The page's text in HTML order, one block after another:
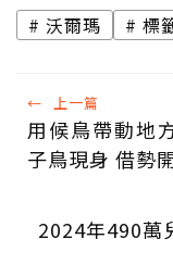
沃爾瑪 標
← 上一篇
用候鳥帶動地
子鳥現身 借勢
2024年490萬